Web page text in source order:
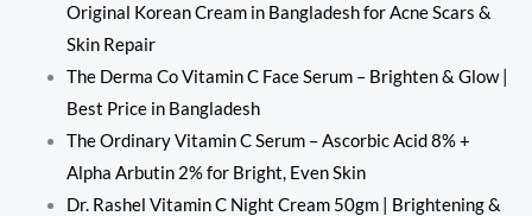
Original Korean Cream in Bangladesh for Acne Scars &
Skin Repair
The Derma Co Vitamin C Face Serum – Brighten & Glow |
Best Price in Bangladesh
The Ordinary Vitamin C Serum – Ascorbic Acid 8% +
Alpha Arbutin 2% for Bright, Even Skin
Dr. Rashel Vitamin C Night Cream 50gm | Brightening &